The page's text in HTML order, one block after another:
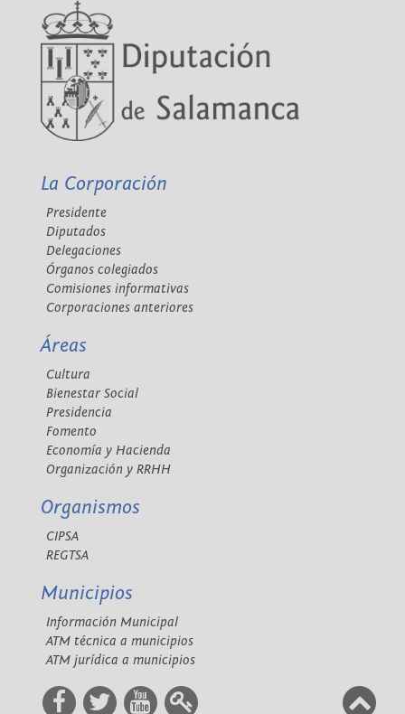
La Corporación
Presidente
Diputados
Delegaciones
Órganos colegiados
Comisiones informativas
Corporaciones anteriores
Áreas
Cultura
Bienestar Social
Presidencia
Fomento
Economía y Hacienda
Organización y RRHH
Organismos
CIPSA
REGTSA
Municipios
Información Municipal
ATM técnica a municipios
ATM jurídica a municipios